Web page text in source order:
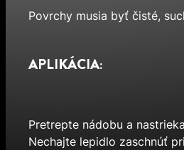
Povrchy musia byť čisté,
APLIKÁCIA:
Pretrepte nádobu a
Nechajte lepidlo zaschnúť